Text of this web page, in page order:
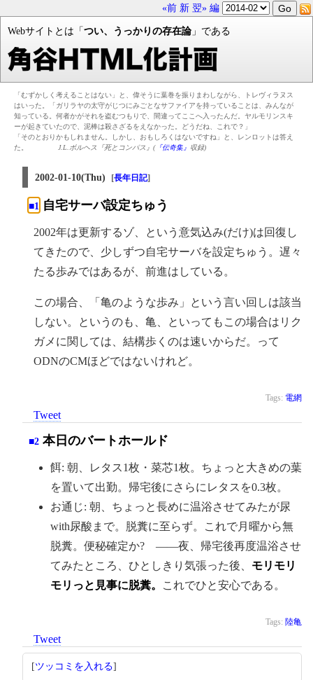
«前 新 翌» 編
Webサイトとは「 つい、うっかりの存在論」である
「むずかしく考えることはない」と、偉そうに葉巻を振りまわしながら、トレヴィラヌス
はいった。「ガリラヤの太守がじつにみごとなサファイアを持っていることは、みんなが
知っている。何者かがそれを盗むつもりで、間違ってここへ入ったんだ。ヤルモリンスキ
ーが起きていたので、泥棒は殺さざるをえなかった。どうだね、これで？」
「そのとおりかもしれません。しかし、おもしろくはないですね」と、レンロットは答え
た。
J.L.ボルヘス『死とコンパス』(『伝奇集』 収録)
2002-01-10(Thu) [長年日記]
■1 自宅サーバ設定ちゅう
2002年は更新するゾ、という意気込み(だけ)は回復し
てきたので、少しずつ自宅サーバを設定ちゅう。遅々
たる歩みではあるが、前進はしている。
この場合、「亀のような歩み」という言い回しは該当
しない。というのも、亀、といってもこの場合はリク
ガメに関しては、結構歩くのは速いからだ。って
ODNのCMほどではないけれど。
Tags: 電網
Tweet
■2 本日のバートホールド
餌: 朝、レタス1枚・菜芯1枚。ちょっと大きめの葉
を置いて出勤。帰宅後にさらにレタスを0.3枚。
お通じ: 朝、ちょっと長めに温浴させてみたが尿
with尿酸まで。脱糞に至らず。これで月曜から無
脱糞。便秘確定か? ——夜、帰宅後再度温浴させ
てみたところ、ひとしきり気張った後、 モリモリ
モリっと見事に脱糞。
これでひと安心である。
Tags: 陸亀
Tweet
[ツッコミを入れる]